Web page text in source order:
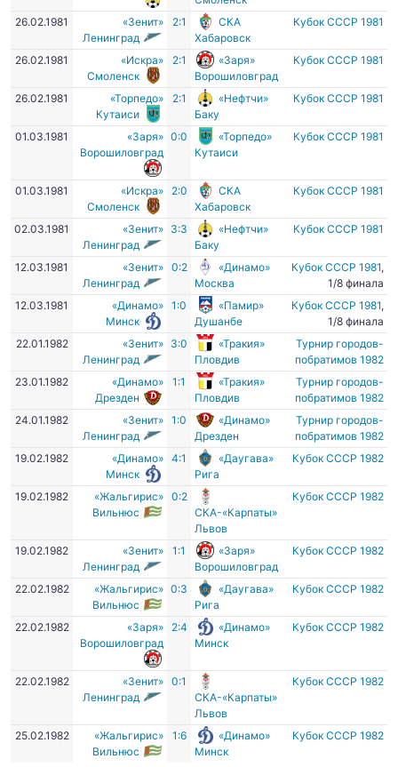
26.02.1981
«Зенит»
Ленинград
2:1
СКА
Хабаровск
Кубок СССР 1981
26.02.1981
«Искра»
Смоленск
2:1
«Заря»
Ворошиловград
Кубок СССР 1981
26.02.1981
«Торпедо»
Кутаиси
2:1
«Нефтчи»
Баку
Кубок СССР 1981
01.03.1981
«Заря»
Ворошиловград
0:0
«Торпедо»
Кутаиси
Кубок СССР 1981
01.03.1981
«Искра»
Смоленск
2:0
СКА
Хабаровск
Кубок СССР 1981
02.03.1981
«Зенит»
Ленинград
3:3
«Нефтчи»
Баку
Кубок СССР 1981
12.03.1981
«Зенит»
Ленинград
0:2
«Динамо»
Москва
Кубок СССР 1981,
1/8 финала
12.03.1981
«Динамо»
Минск
1:0
«Памир»
Душанбе
Кубок СССР 1981,
1/8 финала
22.01.1982
«Зенит»
Ленинград
3:0
«Тракия»
Пловдив
Турнир городов-
побратимов 1982
23.01.1982
«Динамо»
Дрезден
1:1
«Тракия»
Пловдив
Турнир городов-
побратимов 1982
24.01.1982
«Зенит»
Ленинград
1:0
«Динамо»
Дрезден
Турнир городов-
побратимов 1982
19.02.1982
«Динамо»
Минск
4:1
«Даугава»
Рига
Кубок СССР 1982
19.02.1982
«Жальгирис»
Вильнюс
0:2
СКА-«Карпаты»
Львов
Кубок СССР 1982
19.02.1982
«Зенит»
Ленинград
1:1
«Заря»
Ворошиловград
Кубок СССР 1982
22.02.1982
«Жальгирис»
Вильнюс
0:3
«Даугава»
Рига
Кубок СССР 1982
22.02.1982
«Заря»
Ворошиловград
2:4
«Динамо»
Минск
Кубок СССР 1982
22.02.1982
«Зенит»
Ленинград
0:1
СКА-«Карпаты»
Львов
Кубок СССР 1982
25.02.1982
«Жальгирис»
Вильнюс
1:6
«Динамо»
Минск
Кубок СССР 1982